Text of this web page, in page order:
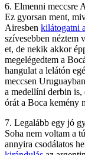
6. Elmenni meccsre
Ez gyorsan ment,
Airesben kilátogatni
szívesebben néztem
et, de nekik akkor
megelégedtem a
hangulat a lelátón
meccsen
a medellíni derbin is,
órát a Boca kemény
7. Legalább egy jó
Soha nem voltam a
annyira csodálatos